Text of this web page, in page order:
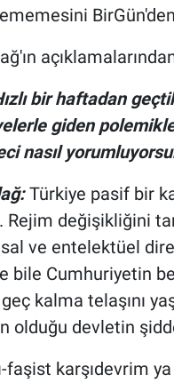
bir haftadan
giden
nasıl
Türkiye pasif bir
Rejim değişikliğini
ve entelektüel
bile Cumhuriyetin
kalma telaşını
olduğu devletin
faşist karşıdevrim